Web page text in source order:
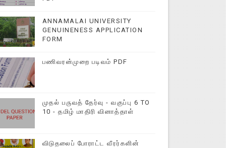
ANNAMALAI UNIVERSITY
GENUINENESS APPLICATION
FORM
பணிவரன்முறை படிவம் PDF
முதல் பருவத் தேர்வு - வகுப்பு 6 TO
10 - தமிழ் மாதிரி வினாத்தாள்
விடுதலைப் போராட்ட வீரர்களின்